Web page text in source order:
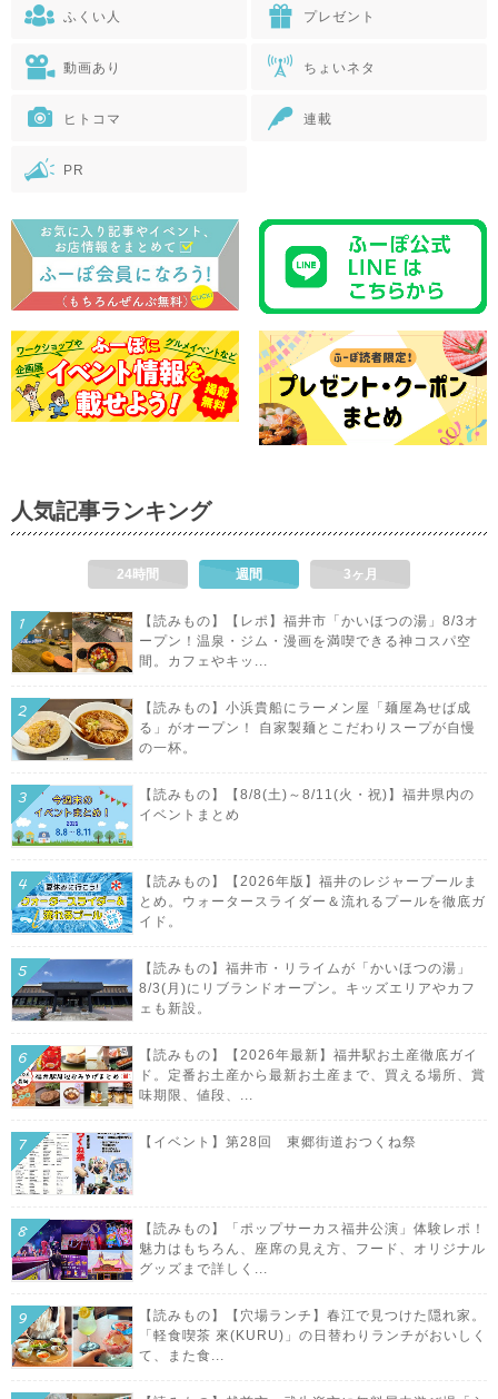
ふくい人 プレゼント
動画あり ちょいネタ
ヒトコマ 連載
PR
人気記事ランキング
24時間 週間 3ヶ月
【読みもの】【レポ】福井市「かいほつの湯」8/3オ
ープン！温泉・ジム・漫画を満喫できる神コスパ空
間。カフェやキッ...
【読みもの】小浜貴船にラーメン屋「麺屋為せば成
る」がオープン！ 自家製麺とこだわりスープが自慢
の一杯。
【読みもの】【8/8(土)～8/11(火・祝)】福井県内の
イベントまとめ
【読みもの】【2026年版】福井のレジャープールま
とめ。ウォータースライダー＆流れるプールを徹底ガ
イド。
【読みもの】福井市・リライムが「かいほつの湯」
8/3(月)にリブランドオープン。キッズエリアやカフ
ェも新設。
【読みもの】【2026年最新】福井駅お土産徹底ガイ
ド。定番お土産から最新お土産まで、買える場所、賞
味期限、値段、...
【イベント】第28回 東郷街道おつくね祭
【読みもの】「ポップサーカス福井公演」体験レポ！
魅力はもちろん、座席の見え方、フード、オリジナル
グッズまで詳しく...
【読みもの】【穴場ランチ】春江で見つけた隠れ家。
「軽食喫茶 來(KURU)」の日替わりランチがおいしく
て、また食...